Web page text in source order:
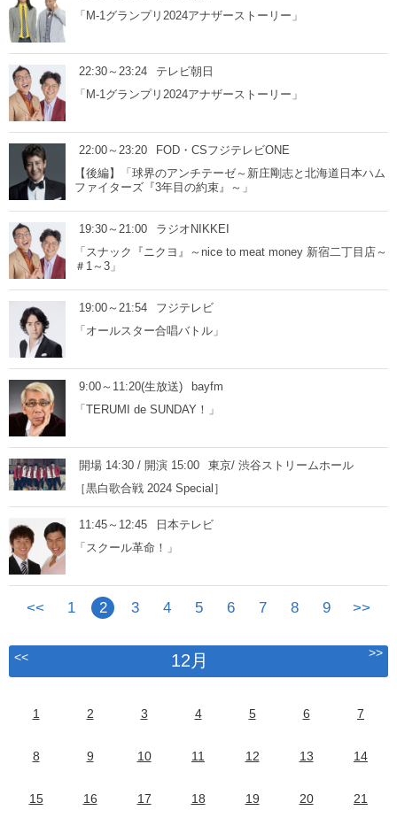
「M-1グランプリ2024アナザーストーリー」
22:30～23:24
テレビ朝日
「M-1グランプリ2024アナザーストーリー」
22:00～23:20
FOD・CSフジテレビONE
【後編】「球界のアンチテーゼ～新庄剛志と北海道日本ハム
ファイターズ『3年目の約束』～」
19:30～21:00
ラジオNIKKEI
「スナック『ニクヨ』～nice to meat money 新宿二丁目店～
＃1～3」
19:00～21:54
フジテレビ
「オールスター合唱バトル」
9:00～11:20(生放送)
bayfm
「TERUMI de SUNDAY！」
開場 14:30 / 開演 15:00
東京/ 渋谷ストリームホール
［黒白歌合戦 2024 Special］
11:45～12:45
日本テレビ
「スクール革命！」
<< 1 2 3 4 5 6 7 8 9 >>
<< 12月 >>
1 2 3 4 5 6 7
8 9 10 11 12 13 14
15 16 17 18 19 20 21